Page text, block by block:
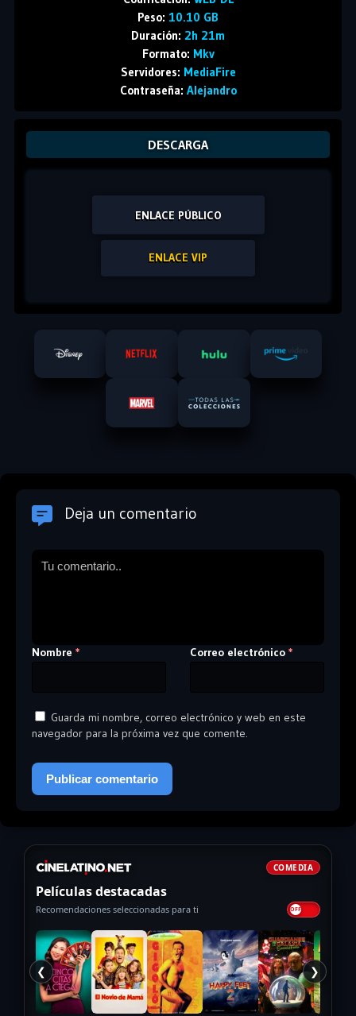
Peso: 10.10 GB
Duración: 2h 21m
Formato: Mkv
Servidores: MediaFire
Contraseña: Alejandro
DESCARGA
ENLACE PÚBLICO
ENLACE VIP
Deja un comentario
Nombre * Correo electrónico *
Guarda mi nombre, correo electrónico y web en este
navegador para la próxima vez que comente.
COMEDIA
Películas destacadas
Recomendaciones seleccionadas para ti
❮ ❯